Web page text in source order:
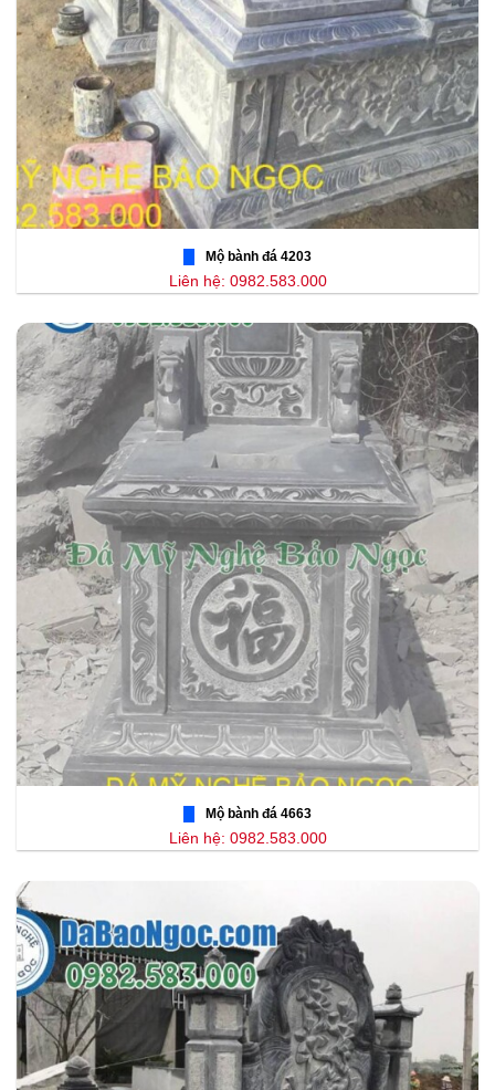
Mộ bành đá 4203
Liên hệ: 0982.583.000
Mộ bành đá 4663
Liên hệ: 0982.583.000